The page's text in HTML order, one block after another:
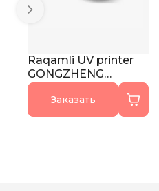
Raqamli UV printer
GONGZHENG
H2513ET PRO
Заказать